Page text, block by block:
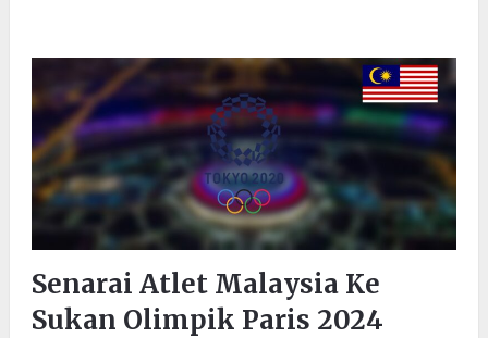
Senarai Atlet Malaysia Ke
Sukan Olimpik Paris 2024